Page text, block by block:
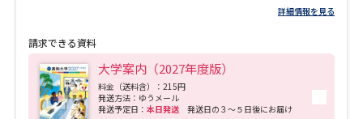
成する。研究では、黒潮圏にある豊かな地域特性を生かした多様な学術研究を展開
教養教育の実現により、各学部・学科等のディプロマ・ポリシーに従いそれぞれの
専門性を身に付けるとともに、分野を横断した幅広い知識・考え方等が学生自身の
内部で統合され、世の中に働きかける汎用的な能力にできる人材の育成を目標とす
る。 また高知県にある唯一の国立大学であることを意識し、とりわけ、地域、海
洋、防災、医療に関する学際的な教育を本学の特色と位置づけ、グローバルに通用
する知識・考え方を教授するとともに地域での実践活動を通じ地域の発展に貢献で
詳細情報を見る
請求できる資料
大学案内（2027年度版）
料金（送料含）：215円
発送方法：ゆうメール
発送予定日： 本日発送 発送日の３～５日後にお届け